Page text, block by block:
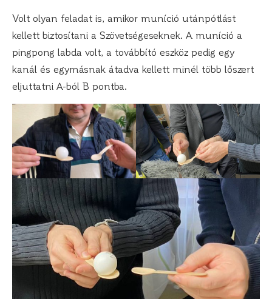
Volt olyan feladat is, amikor muníció utánpótlást
kellett biztosítani a Szövetségeseknek. A muníció a
pingpong labda volt, a továbbító eszköz pedig egy
kanál és egymásnak átadva kellett minél több lőszert
eljuttatni A-ból B pontba.